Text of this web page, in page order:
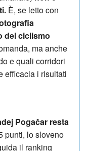
È, se letto con
del ciclismo
ma anche
e quali corridori
efficacia i risultati
Pogačar resta
punti, lo sloveno
il ranking